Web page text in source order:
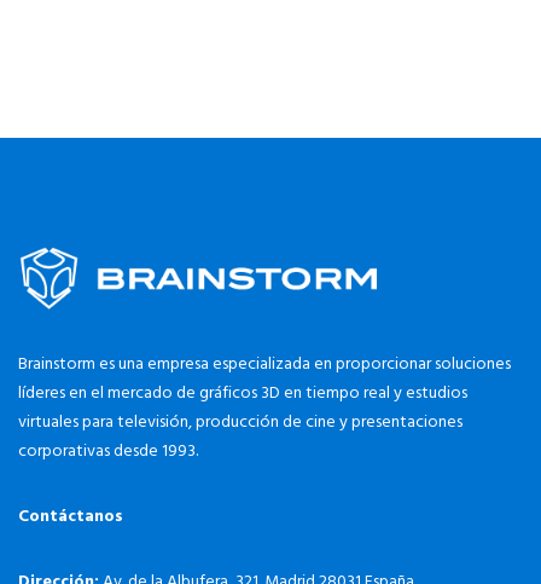
Brainstorm es una empresa especializada en proporcionar soluciones
líderes en el mercado de gráficos 3D en tiempo real y estudios
virtuales para televisión, producción de cine y presentaciones
corporativas desde 1993.
Contáctanos